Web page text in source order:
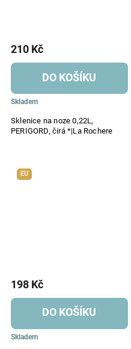
Sklenice na noze 0,22L,
PERIGORD, čirá *|La Rochere
Skladem
210 Kč
DO KOŠÍKU
EU
Skladem
198 Kč
DO KOŠÍKU